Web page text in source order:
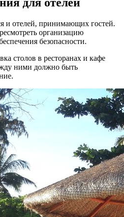
для отелей
и отелей, принимающих гостей.
организацию
безопасности.
столов в ресторанах и кафе
ними должно быть